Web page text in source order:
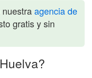
agencia de
gratis y sin